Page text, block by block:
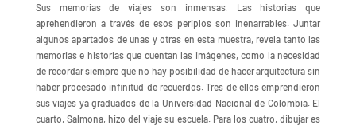
Sus memorias de viajes son inmensas. Las historias que
aprehendieron a través de esos periplos son inenarrables. Juntar
algunos apartados de unas y otras en esta muestra, revela tanto las
memorias e historias que cuentan las imágenes, como la necesidad
de recordar siempre que no hay posibilidad de hacer arquitectura sin
haber procesado infinitud de recuerdos. Tres de ellos emprendieron
sus viajes ya graduados de la Universidad Nacional de Colombia. El
cuarto, Salmona, hizo del viaje su escuela. Para los cuatro, dibujar es